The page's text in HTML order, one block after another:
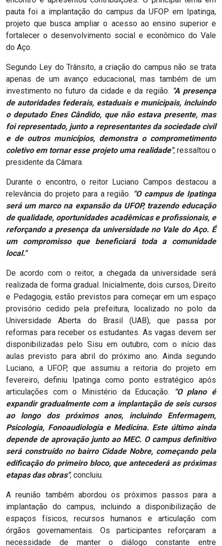
pauta foi a implantação do campus da UFOP em Ipatinga,
projeto que busca ampliar o acesso ao ensino superior e
fortalecer o desenvolvimento social e econômico do Vale
do Aço.
Segundo Ley do Trânsito, a criação do campus não se trata
apenas de um avanço educacional, mas também de um
investimento no futuro da cidade e da região. "A presença
de autoridades federais, estaduais e municipais, incluindo
o deputado Enes Cândido, que não estava presente, mas
foi representado, junto a representantes da sociedade civil
e de outros municípios, demonstra o comprometimento
coletivo em tornar esse projeto uma realidade", ressaltou o
presidente da Câmara.
Durante o encontro, o reitor Luciano Campos destacou a
relevância do projeto para a região. "O campus de Ipatinga
será um marco na expansão da UFOP, trazendo educação
de qualidade, oportunidades acadêmicas e profissionais, e
reforçando a presença da universidade no Vale do Aço. É
um compromisso que beneficiará toda a comunidade
local."
De acordo com o reitor, a chegada da universidade será
realizada de forma gradual. Inicialmente, dois cursos, Direito
e Pedagogia, estão previstos para começar em um espaço
provisório cedido pela prefeitura, localizado no polo da
Universidade Aberta do Brasil (UAB), que passa por
reformas para receber os estudantes. As vagas devem ser
disponibilizadas pelo Sisu em outubro, com o início das
aulas previsto para abril do próximo ano. Ainda segundo
Luciano, a UFOP, que assumiu a reitoria do projeto em
fevereiro, definiu Ipatinga como ponto estratégico após
articulações com o Ministério da Educação. "O plano é
expandir gradualmente com a implantação de seis cursos
ao longo dos próximos anos, incluindo Enfermagem,
Psicologia, Fonoaudiologia e Medicina. Este último ainda
depende de aprovação junto ao MEC. O campus definitivo
será construído no bairro Cidade Nobre, começando pela
edificação do primeiro bloco, que antecederá as próximas
etapas das obras", concluiu.
A reunião também abordou os próximos passos para a
implantação do campus, incluindo a disponibilização de
espaços físicos, recursos humanos e articulação com
órgãos governamentais. Os participantes reforçaram a
necessidade de manter o diálogo constante entre